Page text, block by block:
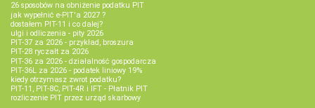
26 sposobów na obniżenie podatku PIT
jak wypełnić e-PIT'a 2027 ?
dostałem PIT-11 i co dalej?
ulgi i odliczenia - pity 2026
PIT-37 za 2026 - przykład, broszura
PIT-28 ryczałt za 2026
PIT-36 za 2026 - działalność gospodarcza
PIT-36L za 2026 - podatek liniowy 19%
kiedy otrzymasz zwrot podatku?
PIT-11, PIT-8C, PIT-4R i IFT - Płatnik PIT
rozliczenie PIT przez urząd skarbowy